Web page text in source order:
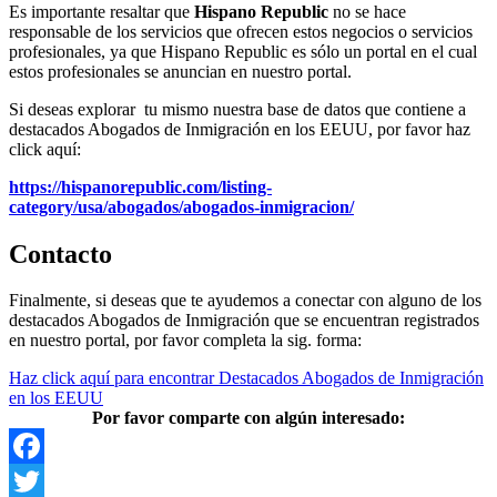
Es importante resaltar que Hispano Republic no se hace
responsable de los servicios que ofrecen estos negocios o servicios
profesionales, ya que Hispano Republic es sólo un portal en el cual
estos profesionales se anuncian en nuestro portal.
Si deseas explorar tu mismo nuestra base de datos que contiene a
destacados Abogados de Inmigración en los EEUU, por favor haz
click aquí:
https://hispanorepublic.com/listing-
category/usa/abogados/abogados-inmigracion/
Contacto
Finalmente, si deseas que te ayudemos a conectar con alguno de los
destacados Abogados de Inmigración que se encuentran registrados
en nuestro portal, por favor completa la sig. forma:
Haz click aquí para encontrar Destacados Abogados de Inmigración
en los EEUU
Por favor comparte con algún interesado: